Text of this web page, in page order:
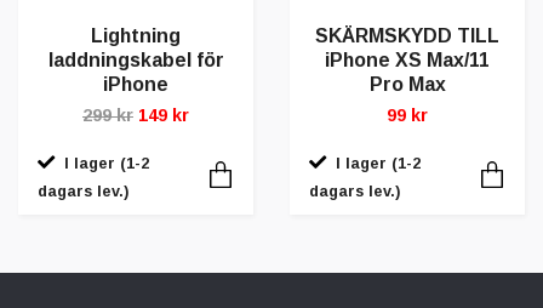
Lightning
laddningskabel för
iPhone
299 kr 149 kr
I lager (1-2
dagars lev.)
SKÄRMSKYDD TILL
iPhone XS Max/11
Pro Max
99 kr
I lager (1-2
dagars lev.)